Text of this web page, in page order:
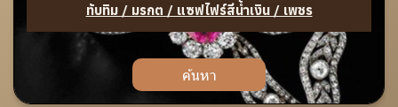
ทับทิม / มรกต / แซฟไฟร์สีน้ำเงิน / เพชร
ค้นหา